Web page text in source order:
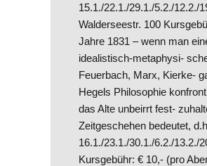
15.1./22.1./29.1./5.2./12.2./
Walderseestr. 100
Jahre 1831 – wenn man
idealistisch-metaphysi-
Feuerbach, Marx, Kierke-
Hegels Philosophie
das Alte unbeirrt fest-
Zeitgeschehen bedeutet,
16.1./23.1./30.1./6.2./13.2./
Kursgebühr: € 10,- (pro